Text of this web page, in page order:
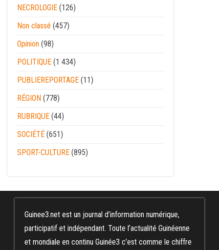
NECROLOGIE (126)
Non classé (457)
Opinion (98)
POLITIQUE (1 434)
PUBLIEREPORTAGE (11)
RÉGION (778)
RUBRIQUE (44)
SOCIÉTÉ (651)
SPORT-CULTURE (895)
Guinee3.net est un journal d’information numérique,
participatif et indépendant. Toute l’actualité Guinéenne
et mondiale en continu Guinée3 c’est comme le chiffre